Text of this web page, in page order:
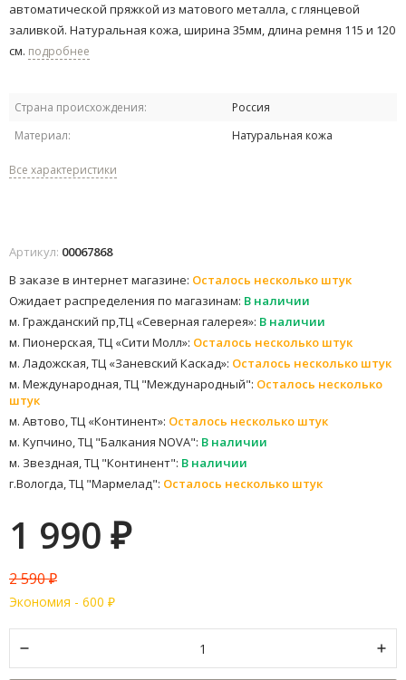
автоматической пряжкой из матового металла, с глянцевой
заливкой. ​Натуральная кожа, ширина 35мм, длина ремня 115 и 120
см. подробнее
Страна происхождения:
Россия
Материал:
Натуральная кожа
Все характеристики
Артикул: 00067868
В заказе в интернет магазине: Осталось несколько штук
Ожидает распределения по магазинам: В наличии
м. Гражданский пр,ТЦ «Северная галерея»: В наличии
м. Пионерская, ТЦ «Сити Молл»: Осталось несколько штук
м. Ладожская, ТЦ «Заневский Каскад»: Осталось несколько штук
м. Международная, ТЦ "Международный": Осталось несколько
штук
м. Автово, ТЦ «Континент»: Осталось несколько штук
м. Купчино, ТЦ "Балкания NOVA": В наличии
м. Звездная, ТЦ "Континент": В наличии
г.Вологда, ТЦ "Мармелад": Осталось несколько штук
1 990 ₽
2 590₽
Экономия - 600 ₽